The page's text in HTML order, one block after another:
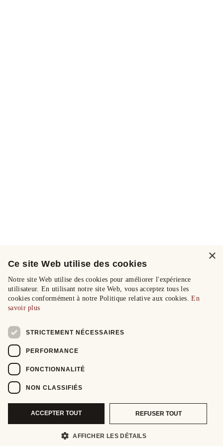
×
Ce site Web utilise des cookies
Notre site Web utilise des cookies pour améliorer l'expérience
utilisateur. En utilisant notre site Web, vous acceptez tous les
cookies conformément à notre Politique relative aux cookies.En
savoir plus
STRICTEMENT NÉCESSAIRES
PERFORMANCE
FONCTIONNALITÉ
NON CLASSIFIÉS
ACCEPTER TOUT REFUSER TOUT
AFFICHER LES DÉTAILS